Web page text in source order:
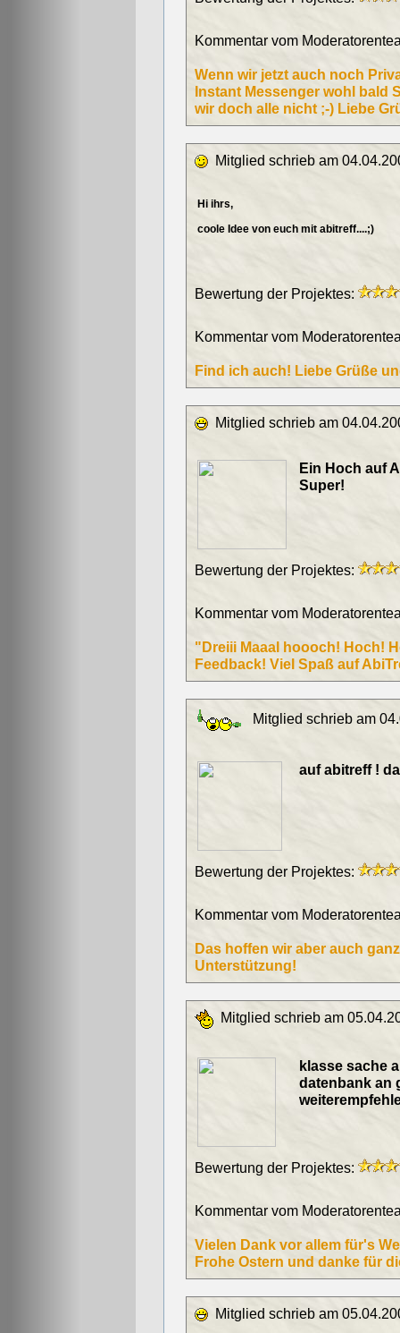
Kommentar vom
Wenn wir jetzt auch noch
Instant Messenger wohl bald
wir doch alle nicht ;-) Liebe
Mitglied schrieb am
Hi ihrs,
coole Idee von euch mit abitreff....;)
Bewertung der Projektes:
Kommentar vom
Find ich auch! Liebe Grüße
Mitglied schrieb am
Ein Hoch auf
Super!
Bewertung der Projektes:
Kommentar vom
"Dreiii Maaal hoooch! Hoch!
Feedback! Viel Spaß auf
Mitglied schrieb am
auf abitreff !
Bewertung der Projektes:
Kommentar vom
Das hoffen wir aber auch
Unterstützung!
Mitglied schrieb am
klasse sache
datenbank an
Bewertung der Projektes:
Kommentar vom
Vielen Dank vor allem für's
Frohe Ostern und danke für
Mitglied schrieb am